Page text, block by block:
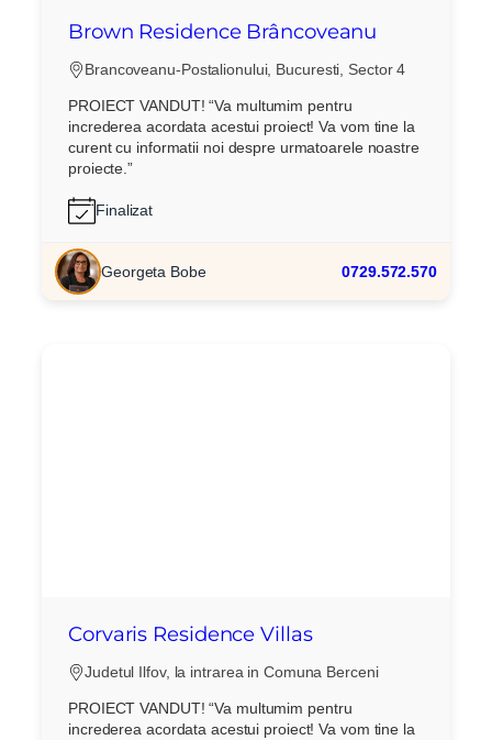
Brown Residence Brâncoveanu
Brancoveanu-Postalionului, Bucuresti, Sector 4
PROIECT VANDUT! “Va multumim pentru
increderea acordata acestui proiect! Va vom tine la
curent cu informatii noi despre urmatoarele noastre
proiecte.”
Finalizat
Georgeta Bobe 0729.572.570
Corvaris Residence Villas
Judetul Ilfov, la intrarea in Comuna Berceni
PROIECT VANDUT! “Va multumim pentru
increderea acordata acestui proiect! Va vom tine la